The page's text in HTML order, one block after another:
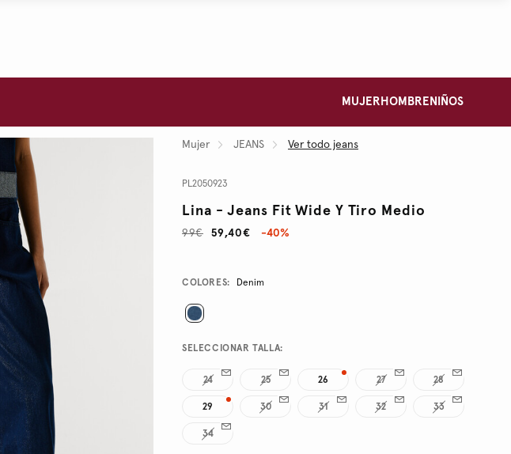
MUJER HOMBRE NIÑOS
Mujer JEANS Ver todo jeans
PL2050923
Lina - Jeans Fit Wide Y Tiro Medio
59,40€
99€ -40%
Promotions
Variations
COLORES: Denim
SELECCIONAR TALLA:
24 25 26 27 28
29 30 31 32 33
34